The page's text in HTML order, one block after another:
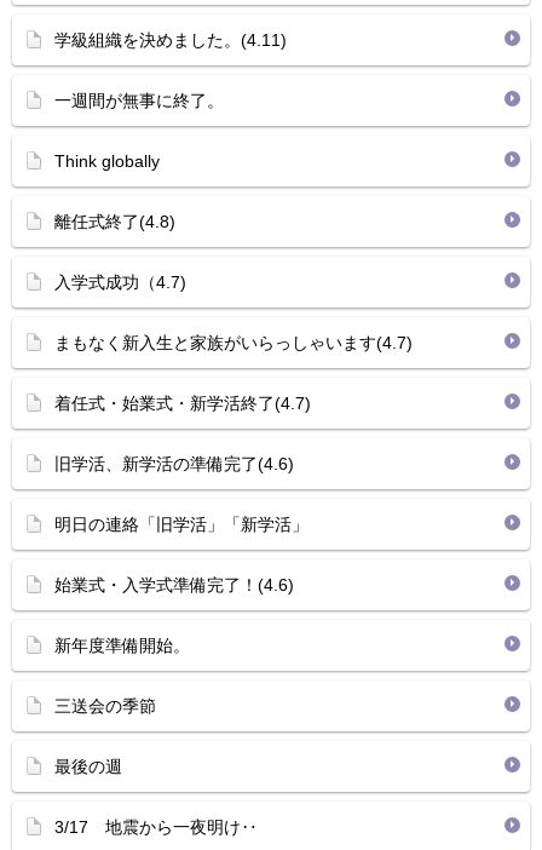
学級組織を決めました。(4.11)
一週間が無事に終了。
Think globally
離任式終了(4.8)
入学式成功（4.7)
まもなく新入生と家族がいらっしゃいます(4.7)
着任式・始業式・新学活終了(4.7)
旧学活、新学活の準備完了(4.6)
明日の連絡「旧学活」「新学活」
始業式・入学式準備完了！(4.6)
新年度準備開始。
三送会の季節
最後の週
3/17 地震から一夜明け‥